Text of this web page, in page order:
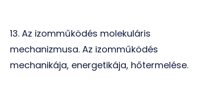
13. Az izomműködés molekuláris
mechanizmusa. Az izomműködés
mechanikája, energetikája, hőtermelése.